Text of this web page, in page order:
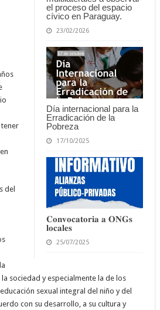
el proceso del espacio
cívico en Paraguay.
23/02/2026
Día internacional para la
Erradicación de la
Pobreza
17/10/2025
𝐂𝐨𝐧𝐯𝐨𝐜𝐚𝐭𝐨𝐫𝐢𝐚 𝐚 𝐎𝐍𝐆𝐬
𝐥𝐨𝐜𝐚𝐥𝐞𝐬
25/07/2025
del
sociedad y especialmente la de los
sexual integral del niño y del
con su desarrollo, a su cultura y